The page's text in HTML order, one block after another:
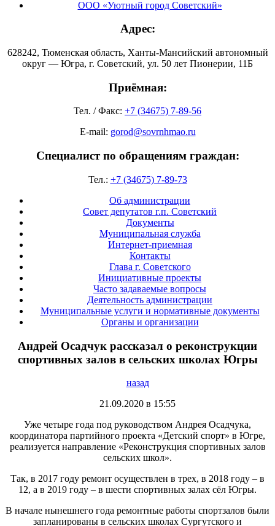
ООО «Уютный город Советский»
Адрес:
628242, Тюменская область, Ханты-Мансийский автономный
округ — Югра, г. Советский, ул. 50 лет Пионерии, 11Б
Приёмная:
Тел. / Факс: +7 (34675) 7-89-56
E-mail: gorod@sovrnhmao.ru
Специалист по обращениям граждан:
Тел.: +7 (34675) 7-89-73
Об администрации
Совет депутатов г.п. Советский
Документы
Муниципальная служба
Интернет-приемная
Контакты
Глава г. Советского
Инициативные проекты
Часто задаваемые вопросы
Деятельность администрации
Муниципальные услуги и нормативные документы
Органы и организации
Андрей Осадчук рассказал о реконструкции
спортивных залов в сельских школах Югры
назад
21.09.2020 в 15:55
Уже четыре года под руководством Андрея Осадчука,
координатора партийного проекта «Детский спорт» в Югре,
реализуется направление «Реконструкция спортивных залов
сельских школ».
Так, в 2017 году ремонт осуществлен в трех, в 2018 году – в
12, а в 2019 году – в шести спортивных залах сёл Югры.
В начале нынешнего года ремонтные работы спортзалов были
запланированы в сельских школах Сургутского и